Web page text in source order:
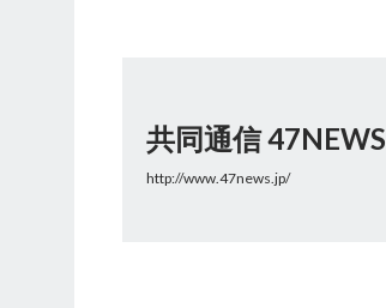
共同通信 47NEWS
http://www.47news.jp/